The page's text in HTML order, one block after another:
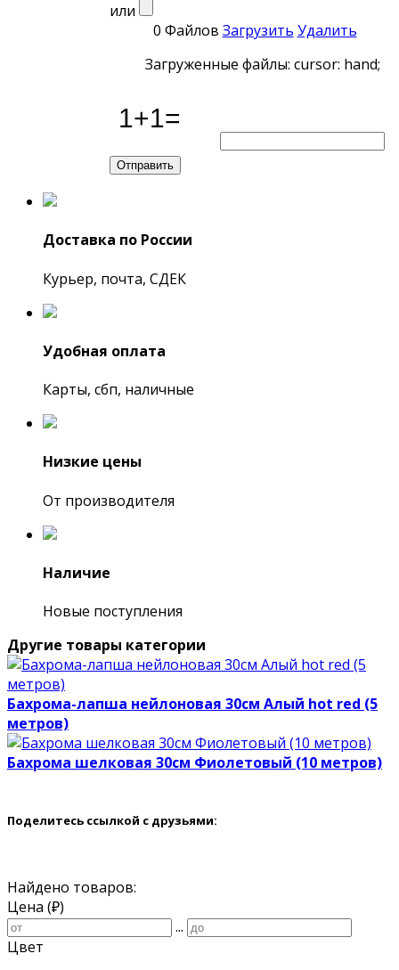
или
0 Файлов Загрузить Удалить
Загруженные файлы: cursor: hand;
Доставка по России
Курьер, почта, СДЕК
Удобная оплата
Карты, сбп, наличные
Низкие цены
От производителя
Наличие
Новые поступления
Другие товары категории
Бахрома-лапша нейлоновая 30см Алый hot red (5
метров)
Бахрома шелковая 30см Фиолетовый (10 метров)
Поделитесь ссылкой с друзьями:
Найдено товаров:
Цена (₽)
...
Цвет